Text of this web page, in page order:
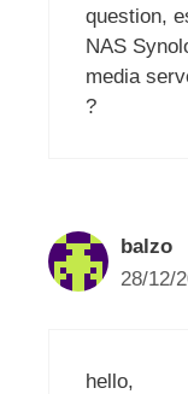
question,
NAS
media
?
balzo
28/12/
hello,